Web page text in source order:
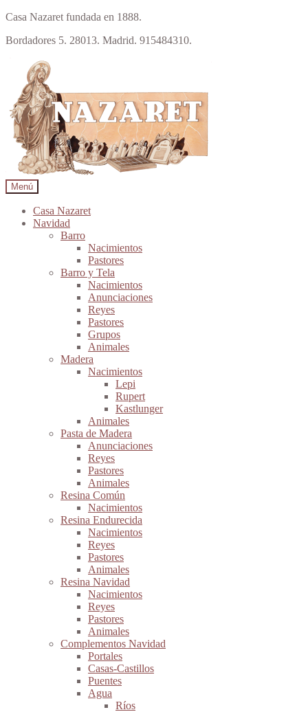
Casa Nazaret fundada en 1888.
Bordadores 5. 28013. Madrid. 915484310.
navegación
contenido
Menú
Casa Nazaret
Navidad
Barro
Nacimientos
Pastores
Barro y Tela
Nacimientos
Anunciaciones
Reyes
Pastores
Grupos
Animales
Madera
Nacimientos
Lepi
Rupert
Kastlunger
Animales
Pasta de Madera
Anunciaciones
Reyes
Pastores
Animales
Resina Común
Nacimientos
Resina Endurecida
Nacimientos
Reyes
Pastores
Animales
Resina Navidad
Nacimientos
Reyes
Pastores
Animales
Complementos Navidad
Portales
Casas-Castillos
Puentes
Agua
Ríos